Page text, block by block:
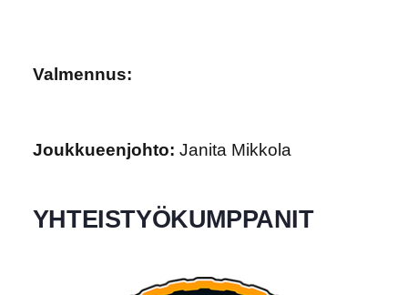
Valmennus:
Joukkueenjohto: Janita Mikkola
YHTEISTYÖKUMPPANIT